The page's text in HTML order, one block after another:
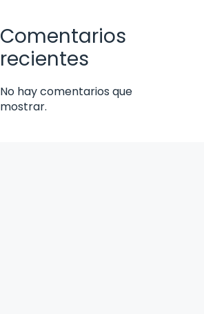
Comentarios
recientes
No hay comentarios que
mostrar.